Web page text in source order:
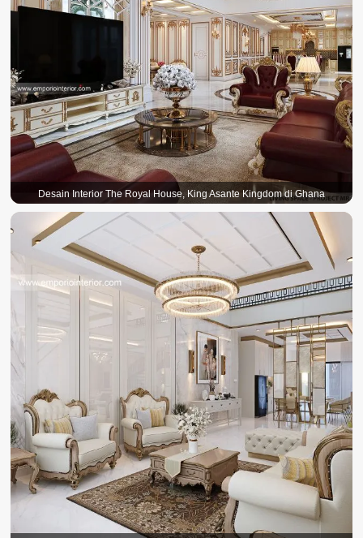
Desain Interior The Royal House, King Asante Kingdom di Ghana